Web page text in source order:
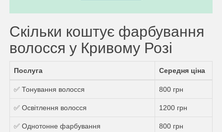
Скільки коштує фарбування
волосся у Кривому Розі
Послуга Середня ціна
✅ Тонування волосся 800 грн
✅ Освітлення волосся 1200 грн
✅ Однотонне фарбування 800 грн